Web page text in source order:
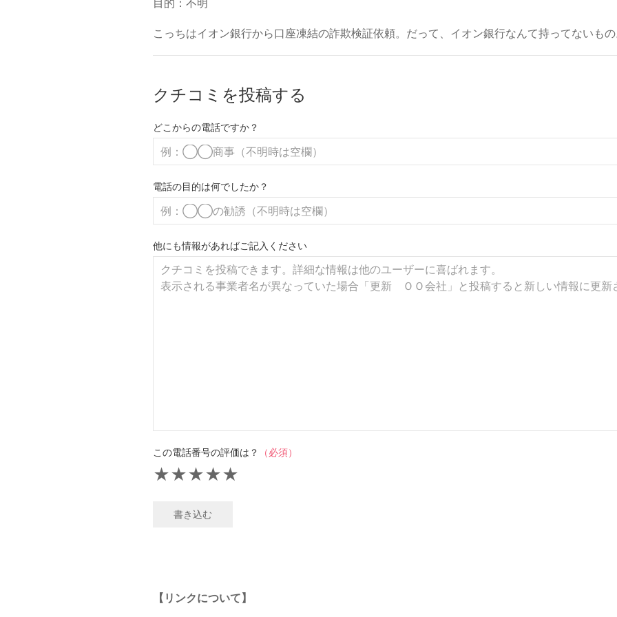
目的：不明
こっちはイオン銀行から口座凍結の詐欺検証依頼。だって、イオン銀行なんて持ってないも
クチコミを投稿する
どこからの電話ですか？
電話の目的は何でしたか？
他にも情報があればご記入ください
この電話番号の評価は？ （必須）
★
★
★
★
★
書き込む
【リンクについて】